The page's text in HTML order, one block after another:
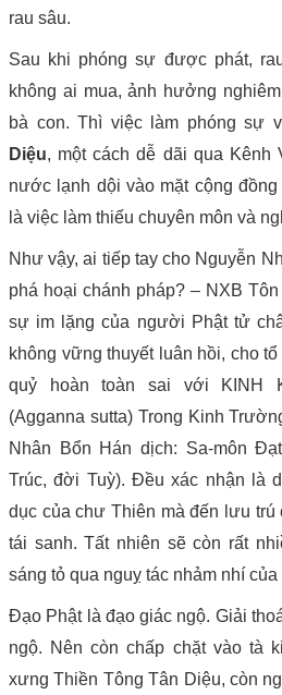
rau sâu.
Sau khi phóng sự được phát,
không ai mua, ảnh hưởng
bà con. Thì việc làm phóng sự
Diệu, một cách dễ dãi qua Kênh
nước lạnh dội vào mặt cộng
là việc làm thiếu chuyên môn và
Như vậy, ai tiếp tay cho Nguyễn
phá hoại chánh pháp? – NXB
sự im lặng của người Phật tử
không vững thuyết luân hồi, cho
quỷ hoàn toàn sai với KINH
(Agganna sutta) Trong Kinh
Nhân Bổn Hán dịch: Sa-môn
Trúc, đời Tuỳ). Đều xác nhận là
dục của chư Thiên mà đến lưu
tái sanh. Tất nhiên sẽ còn rất
sáng tỏ qua nguỵ tác nhảm nhí
Đạo Phật là đạo giác ngộ. Giải
ngộ. Nên còn chấp chặt vào tà
xưng Thiền Tông Tân Diệu, còn